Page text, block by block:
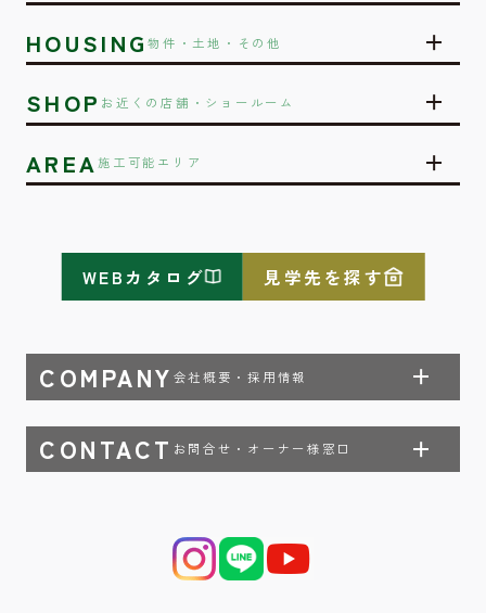
HOUSING物件・土地・その他
SHOP お近くの店舗・ショールーム
AREA施工可能エリア
COMPANY 会社概要・採用情報
CONTACT お問合せ・オーナー様窓口
WEBカタログ 見学先を探す